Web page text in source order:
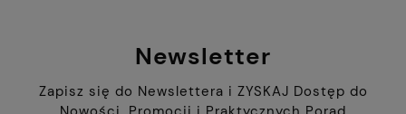
Newsletter
Zapisz się do Newslettera i ZYSKAJ Dostęp do